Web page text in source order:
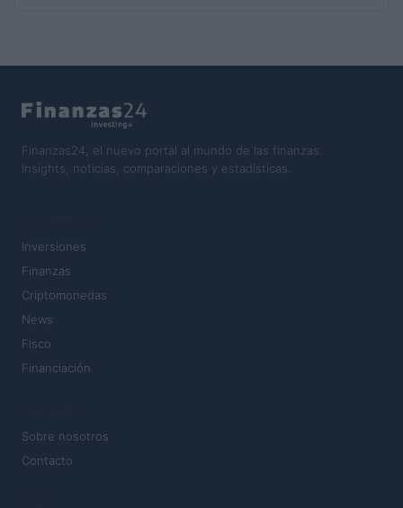
Finanzas24, el nuevo portal al mundo de las finanzas.
Insights, noticias, comparaciones y estadísticas.
Inversiones
Finanzas
Criptomonedas
News
Fisco
Financiación
Sobre nosotros
Contacto